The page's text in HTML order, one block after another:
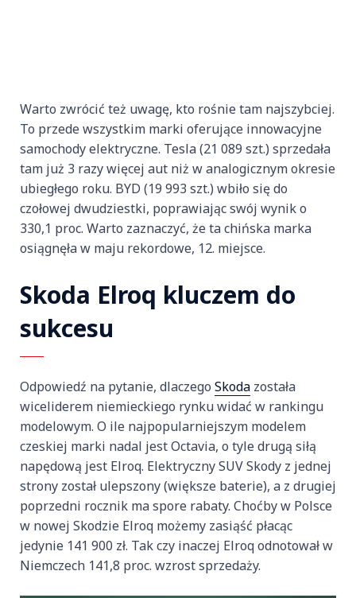
Warto zwrócić też uwagę, kto rośnie tam najszybciej.
To przede wszystkim marki oferujące innowacyjne
samochody elektryczne. Tesla (21 089 szt.) sprzedała
tam już 3 razy więcej aut niż w analogicznym okresie
ubiegłego roku. BYD (19 993 szt.) wbiło się do
czołowej dwudziestki, poprawiając swój wynik o
330,1 proc. Warto zaznaczyć, że ta chińska marka
osiągnęła w maju rekordowe, 12. miejsce.
Skoda Elroq kluczem do
sukcesu
Odpowiedź na pytanie, dlaczego Skoda została
wiceliderem niemieckiego rynku widać w rankingu
modelowym. O ile najpopularniejszym modelem
czeskiej marki nadal jest Octavia, o tyle drugą siłą
napędową jest Elroq. Elektryczny SUV Skody z jednej
strony został ulepszony (większe baterie), a z drugiej
poprzedni rocznik ma spore rabaty. Choćby w Polsce
w nowej Skodzie Elroq możemy zasiąść płacąc
jedynie 141 900 zł. Tak czy inaczej Elroq odnotował w
Niemczech 141,8 proc. wzrost sprzedaży.